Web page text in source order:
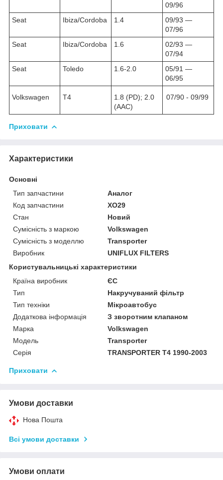
09/96
Seat
Ibiza/Cordoba 1.4
09/93 ―
07/96
Seat
Ibiza/Cordoba 1.6
02/93 ―
07/94
Seat
Toledo 1.6-2.0
05/91 ―
06/95
Volkswagen T4
1.8 (PD); 2.0
(AAC)
07/90 - 09/99
Приховати
Характеристики
Основні
Тип запчастини
Аналог
Код запчастини
XO29
Стан
Новий
Сумісність з маркою
Volkswagen
Сумісність з моделлю
Transporter
Виробник
UNIFLUX FILTERS
Користувальницькі характеристики
Країна виробник
ЄС
Тип
Накручуваний фільтр
Тип техніки
Мікроавтобус
Додаткова інформація
З зворотним клапаном
Марка
Volkswagen
Модель
Transporter
Серія
TRANSPORTER T4 1990-2003
Приховати
Умови доставки
Нова Пошта
Всі умови доставки
Умови оплати